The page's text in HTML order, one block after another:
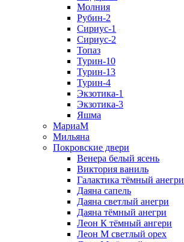
Молния
Рубин-2
Сириус-1
Сириус-2
Топаз
Турин-10
Турин-13
Турин-4
Экзотика-1
Экзотика-3
Яшма
МариаМ
Мильяна
Покровские двери
Венера белый ясень
Виктория ваниль
Галактика тёмный анегри
Даяна сапель
Даяна светлый анегри
Даяна тёмный анегри
Леон К тёмный ангери
Леон М светлый орех